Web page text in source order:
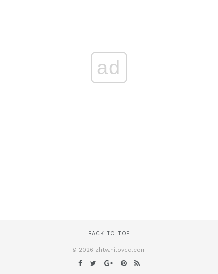
ad
BACK TO TOP
© 2026 zhtw.hiloved.com